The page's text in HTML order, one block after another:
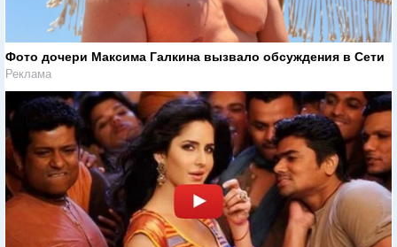
Фото дочери Максима Галкина вызвало обсуждения в Сети
Реклама